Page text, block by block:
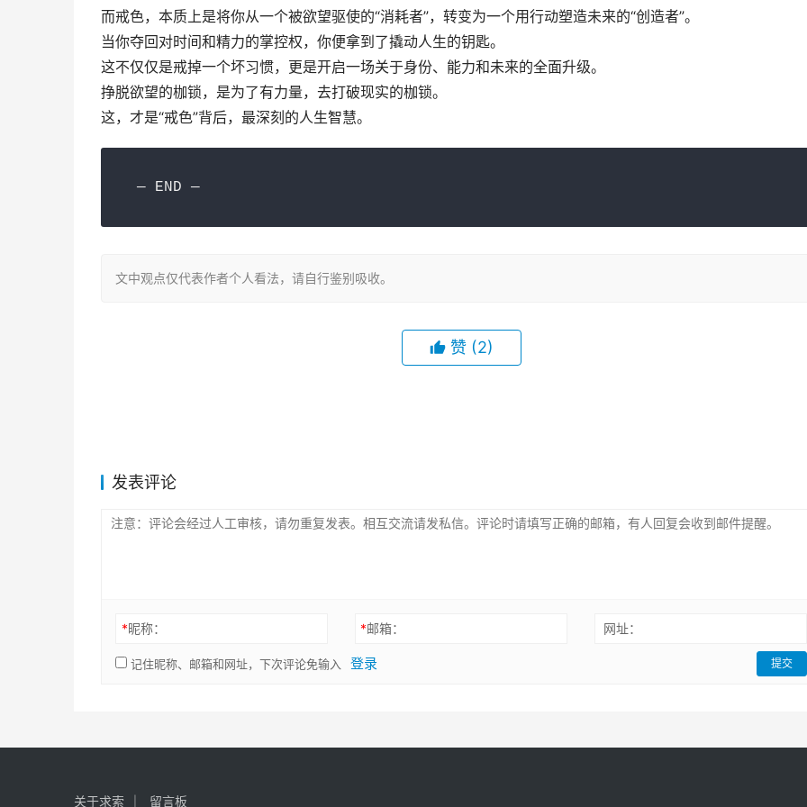
而戒色，本质上是将你从一个被欲望驱使的“消耗者”，转变为一个用行动塑造未来的“创造者”。
当你夺回对时间和精力的掌控权，你便拿到了撬动人生的钥匙。
这不仅仅是戒掉一个坏习惯，更是开启一场关于身份、能力和未来的全面升级。
挣脱欲望的枷锁，是为了有力量，去打破现实的枷锁。
这，才是“戒色”背后，最深刻的人生智慧。
— END —
文中观点仅代表作者个人看法，请自行鉴别吸收。
赞 (2)
发表评论
*昵称： *邮箱： 网址：
记住昵称、邮箱和网址，下次评论免输入 登录 提交
关于求索 留言板